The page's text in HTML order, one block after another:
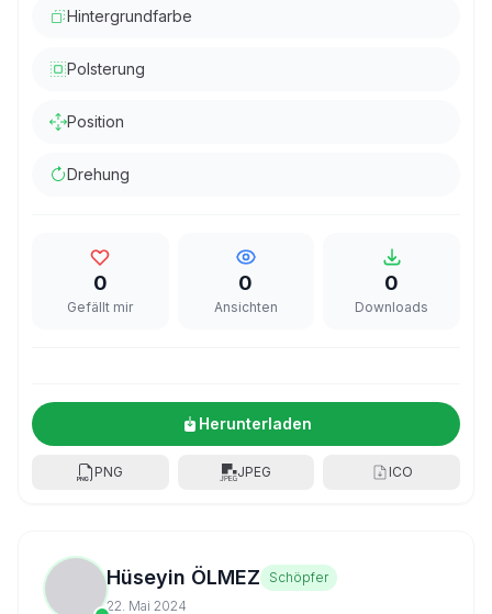
Hintergrundfarbe
Polsterung
Position
Drehung
0
Gefällt mir
0
Ansichten
0
Downloads
Herunterladen
PNG JPEG ICO
Hüseyin ÖLMEZ
Schöpfer
22. Mai 2024